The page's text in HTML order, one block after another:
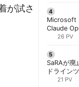
が試さ
Microsoft
Claude
26 PV
SaRAが廃
ドライン
計画を |
21 PV